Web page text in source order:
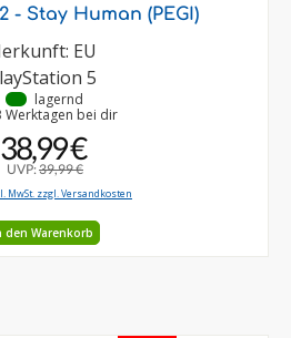
- Stay Human (PEGI)
EU
5
lagernd
Werktagen bei dir
38,99 €
UVP: 39,99 €
MwSt. zzgl. Versandkosten
den Warenkorb